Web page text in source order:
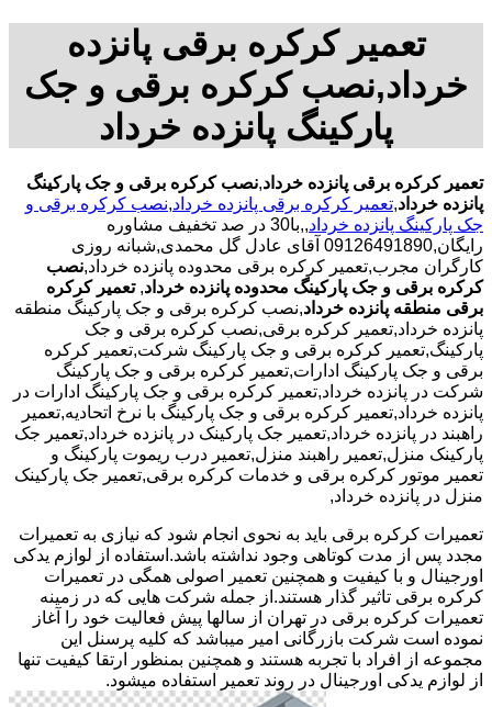
تعمیر کرکره برقی پانزده
خرداد,نصب کرکره برقی و جک
پارکینگ پانزده خرداد
تعمیر کرکره برقی پانزده خرداد,نصب کرکره برقی و جک پارکینگ
پانزده خرداد,تعمیر کرکره برقی پانزده خرداد,نصب کرکره برقی و
جک پارکینگ پانزده خرداد
,,با30 در صد تخفیف مشاوره
رایگان,09126491890 آقای عادل گل محمدی,شبانه روزی
کارگران مجرب,تعمیر کرکره برقی محدوده پانزده خرداد,نصب
کرکره برقی و جک پارکینگ محدوده پانزده خرداد, تعمیر کرکره
برقی منطقه پانزده خرداد,نصب کرکره برقی و جک پارکینگ منطقه
پانزده خرداد,تعمیر کرکره برقی,نصب کرکره برقی و جک
پارکینگ,تعمیر کرکره برقی و جک پارکینگ شرکت,تعمیر کرکره
برقی و جک پارکینگ ادارات,تعمیر کرکره برقی و جک پارکینگ
شرکت در پانزده خرداد,تعمیر کرکره برقی و جک پارکینگ ادارات در
پانزده خرداد,تعمیر کرکره برقی و جک پارکینگ با نرخ اتحادیه,تعمیر
راهبند در پانزده خرداد,تعمیر جک پارکینک در پانزده خرداد,تعمیر جک
پارکینک منزل,تعمیر راهبند منزل,تعمیر درب ریموت پارکینگ و
تعمیر موتور کرکره برقی و خدمات کرکره برقی,تعمیر جک پارکینک
منزل در پانزده خرداد,
تعمیرات کرکره برقی باید به نحوی انجام شود که نیازی به تعمیرات
مجدد پس از مدت کوتاهی وجود نداشته باشد.استفاده از لوازم یدکی
اورجینال و با کیفیت و همچنین تعمیر اصولی همگی در تعمیرات
کرکره برقی تاثیر گذار هستند.از جمله شرکت هایی که در زمینه
تعمیرات کرکره برقی در تهران از سالها پیش فعالیت خود را آغاز
نموده است شرکت بازرگانی امیر میباشد که کلیه پرسنل این
مجموعه از افراد با تجربه هستند و همچنین بمنظور ارتقا کیفیت تنها
از لوازم یدکی اورجینال در روند تعمیر استفاده میشود.